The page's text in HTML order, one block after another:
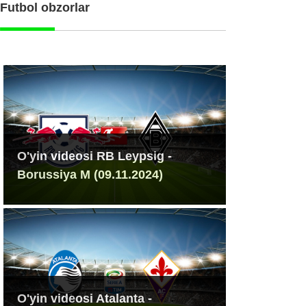
Futbol obzorlar
O'yin videosi RB Leypsig -
Borussiya M (09.11.2024)
O'yin videosi Atalanta -